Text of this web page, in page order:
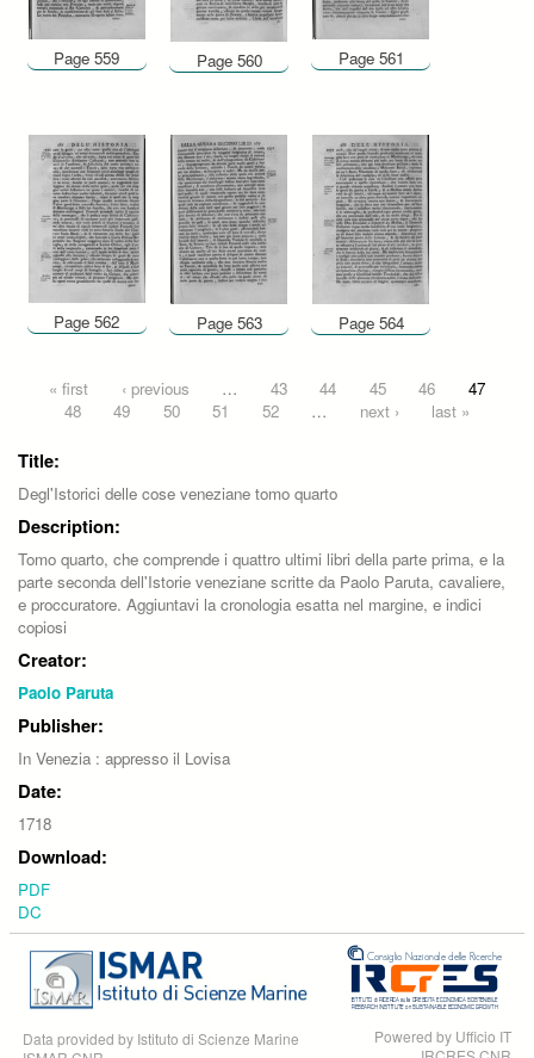
Page 559 Page 560 Page 561
Page 562 Page 563 Page 564
Pages
« first ‹ previous … 43 44 45 46
47
48
49 50 51 52 … next › last »
Title:
Degl'Istorici delle cose veneziane tomo quarto
Description:
Tomo quarto, che comprende i quattro ultimi libri della parte prima, e la
parte seconda dell'Istorie veneziane scritte da Paolo Paruta, cavaliere,
e proccuratore. Aggiuntavi la cronologia esatta nel margine, e indici
copiosi
Creator:
Paolo Paruta
Publisher:
In Venezia : appresso il Lovisa
Date:
1718
Download:
PDF
DC
Data provided by Istituto di Scienze Marine
Powered by Ufficio IT